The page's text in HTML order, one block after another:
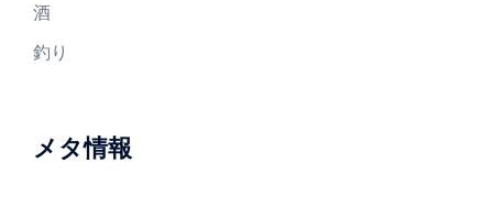
酒
釣り
メタ情報